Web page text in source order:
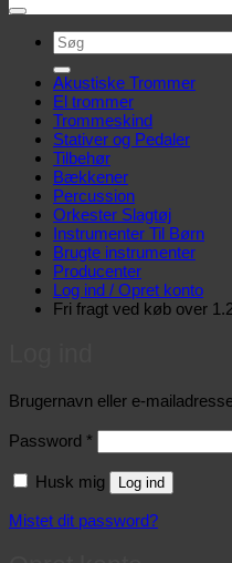
Søg
efter:
Akustiske Trommer
El trommer
Trommeskind
Stativer og Pedaler
Tilbehør
Bækkener
Percussion
Orkester Slagtøj
Instrumenter Til Børn
Brugte instrumenter
Producenter
Log ind / Opret konto
Fri fragt ved køb over
Brugernavn eller e-
Password *
Husk mig Log ind
Mistet dit password?